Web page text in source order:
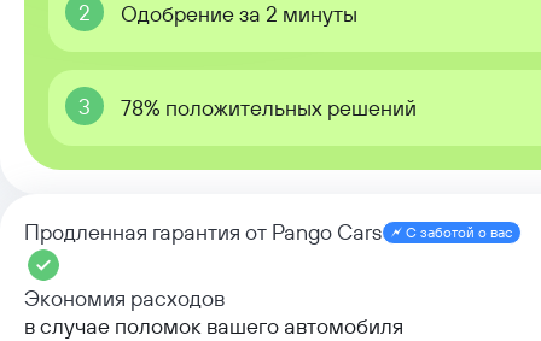
2 Одобрение за 2 минуты
3 78% положительных решений
Продленная гарантия от Pango Cars С заботой о вас
Экономия расходов
в случае поломок вашего автомобиля